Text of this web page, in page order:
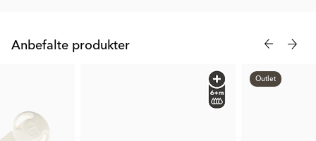
Anbefalte produkter
Outlet